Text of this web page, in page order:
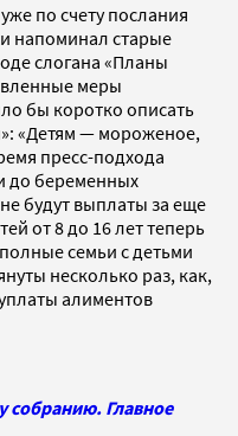
по счету послания
напоминал старые
слогана «Планы
меры
бы коротко описать
«Детям — мороженое,
пресс-подхода
до беременных
будут выплаты за еще
от 8 до 16 лет теперь
семьи с детьми
несколько раз, как,
алиментов
собранию. Главное